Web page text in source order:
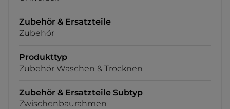
Zubehör & Ersatzteile
Zubehör
Produkttyp
Zubehör Waschen & Trocknen
Zubehör & Ersatzteile Subtyp
Zwischenbaurahmen